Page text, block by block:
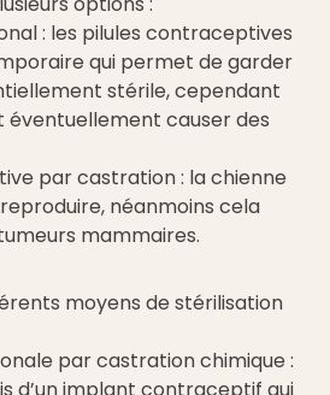
: les pilules contraceptives
qui permet de garder
stérile, cependant
causer des
par castration : la chienne
néanmoins cela
mammaires.
moyens de stérilisation
par castration chimique :